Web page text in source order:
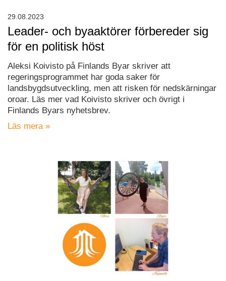
Leader- och byaaktörer förbereder sig
för en politisk höst
Aleksi Koivisto på Finlands Byar skriver att
regeringsprogrammet har goda saker för
landsbygdsutveckling, men att risken för nedskärningar
oroar. Läs mer vad Koivisto skriver och övrigt i
Finlands Byars nyhetsbrev.
Läs mera »
29.08.2023